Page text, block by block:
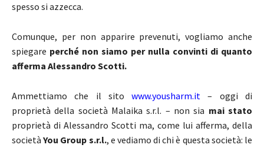
spesso si azzecca.
Comunque, per non apparire prevenuti, vogliamo anche
spiegare perché non siamo per nulla convinti di quanto
afferma Alessandro Scotti.
Ammettiamo che il sitowww.yousharm.it – oggi di
proprietà della società Malaika s.r.l. – non sia mai stato
proprietà di Alessandro Scotti ma, come lui afferma, della
societàYou Group s.r.l., e vediamo di chi è questa società: le